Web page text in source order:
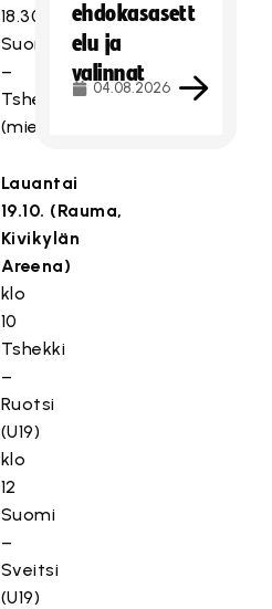
18.30
Suomi
–
Tshekki
(miehet)
Lauantai
19.10. (Rauma,
Kivikylän
Areena)
klo
10
Tshekki
–
Ruotsi
(U19)
klo
12
Suomi
–
Sveitsi
(U19)
ehdokasasett
elu ja
valinnat
04.08.2026